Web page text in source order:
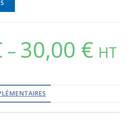
– 30,00 € HT